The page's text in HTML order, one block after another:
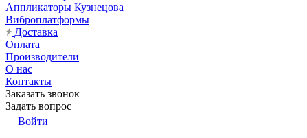
Аппликаторы Кузнецова
Виброплатформы
Доставка
Оплата
Производители
О нас
Контакты
Заказать звонок
Задать вопрос
Войти